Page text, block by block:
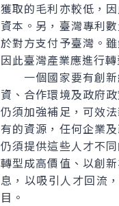
獲取的毛利亦較低，
資本。另，臺灣專利
於對方支付予臺灣。
因此臺灣產業應進行
一個國家要有創新
資、合作環境及政府
仍須加強補足，可效
有的資源，任何企業
仍須提供這些人才不
轉型成高價值、以創
息，以吸引人才回流
目。